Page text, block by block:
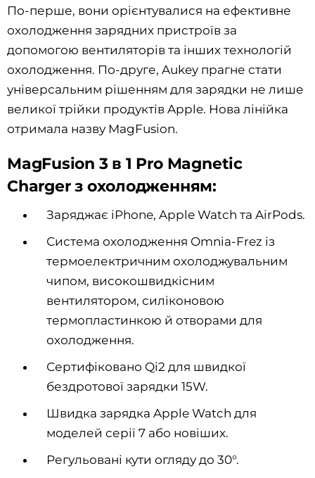
По-перше, вони орієнтувалися на ефективне
охолодження зарядних пристроїв за
допомогою вентиляторів та інших технологій
охолодження. По-друге, Aukey прагне стати
універсальним рішенням для зарядки не лише
великої трійки продуктів Apple. Нова лінійка
отримала назву MagFusion.
MagFusion 3 в 1 Pro Magnetic
Charger з охолодженням:
Заряджає iPhone, Apple Watch та AirPods.
Система охолодження Omnia-Frez із
термоелектричним охолоджувальним
чипом, високошвидкісним
вентилятором, силіконовою
термопластинкою й отворами для
охолодження.
Сертифіковано Qi2 для швидкої
бездротової зарядки 15W.
Швидка зарядка Apple Watch для
моделей серії 7 або новіших.
Регульовані кути огляду до 30°.